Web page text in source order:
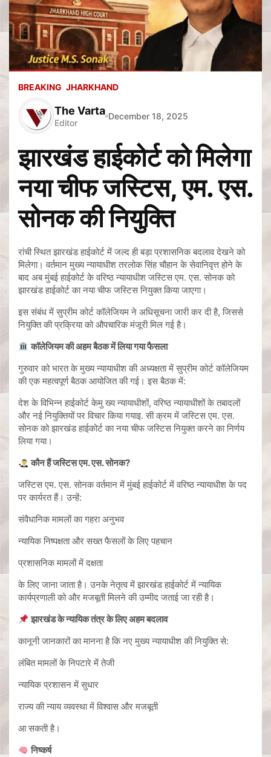
BREAKING JHARKHAND
The Varta
Editor
December 18, 2025
झारखंड हाईकोर्ट को मिलेगा
नया चीफ जस्टिस, एम. एस.
सोनक की नियुक्ति
रांची स्थित झारखंड हाईकोर्ट में जल्द ही बड़ा प्रशासनिक बदलाव देखने को
मिलेगा। वर्तमान मुख्य न्यायाधीश तरलोक सिंह चौहान के सेवानिवृत्त होने के
बाद अब मुंबई हाईकोर्ट के वरिष्ठ न्यायाधीश जस्टिस एम. एस. सोनक को
झारखंड हाईकोर्ट का नया चीफ जस्टिस नियुक्त किया जाएगा।
इस संबंध में सुप्रीम कोर्ट कॉलेजियम ने अधिसूचना जारी कर दी है, जिससे
नियुक्ति की प्रक्रिया को औपचारिक मंजूरी मिल गई है।
कॉलेजियम की अहम बैठक में लिया गया फैसला
गुरुवार को भारत के मुख्य न्यायाधीश की अध्यक्षता में सुप्रीम कोर्ट कॉलेजियम
की एक महत्वपूर्ण बैठक आयोजित की गई। इस बैठक में:
देश के विभिन्न हाईकोर्ट केमु ख्य न्यायाधीशों, वरिष्ठ न्यायाधीशों के तबादलों
और नई नियुक्तियों पर विचार किया गयाइ. सी क्रम में जस्टिस एम. एस.
सोनक को झारखंड हाईकोर्ट का नया चीफ जस्टिस नियुक्त करने का निर्णय
लिया गया।
कौन हैं जस्टिस एम. एस. सोनक?
जस्टिस एम. एस. सोनक वर्तमान में मुंबई हाईकोर्ट में वरिष्ठ न्यायाधीश के पद
पर कार्यरत हैं। उन्हें:
संवैधानिक मामलों का गहरा अनुभव
न्यायिक निष्पक्षता और सख्त फैसलों के लिए पहचान
प्रशासनिक मामलों में दक्षता
के लिए जाना जाता है। उनके नेतृत्व में झारखंड हाईकोर्ट में न्यायिक
कार्यप्रणाली को और मजबूती मिलने की उम्मीद जताई जा रही है।
झारखंड के न्यायिक तंत्र के लिए अहम बदलाव
कानूनी जानकारों का मानना है कि नए मुख्य न्यायाधीश की नियुक्ति से:
लंबित मामलों के निपटारे में तेजी
न्यायिक प्रशासन में सुधार
राज्य की न्याय व्यवस्था में विश्वास और मजबूती
आ सकती है।
निष्कर्ष